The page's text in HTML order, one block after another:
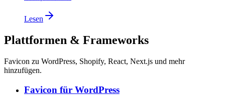
Lesen
Plattformen & Frameworks
Favicon zu WordPress, Shopify, React, Next.js und mehr
hinzufügen.
Favicon für WordPress